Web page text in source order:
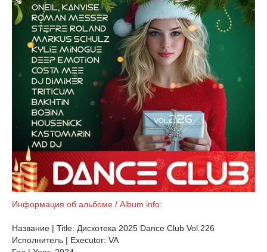
Информация об альбоме / Album info:
Название | Title: Дискотека 2025 Dance Club Vol.226
Исполнитель | Executor: VA